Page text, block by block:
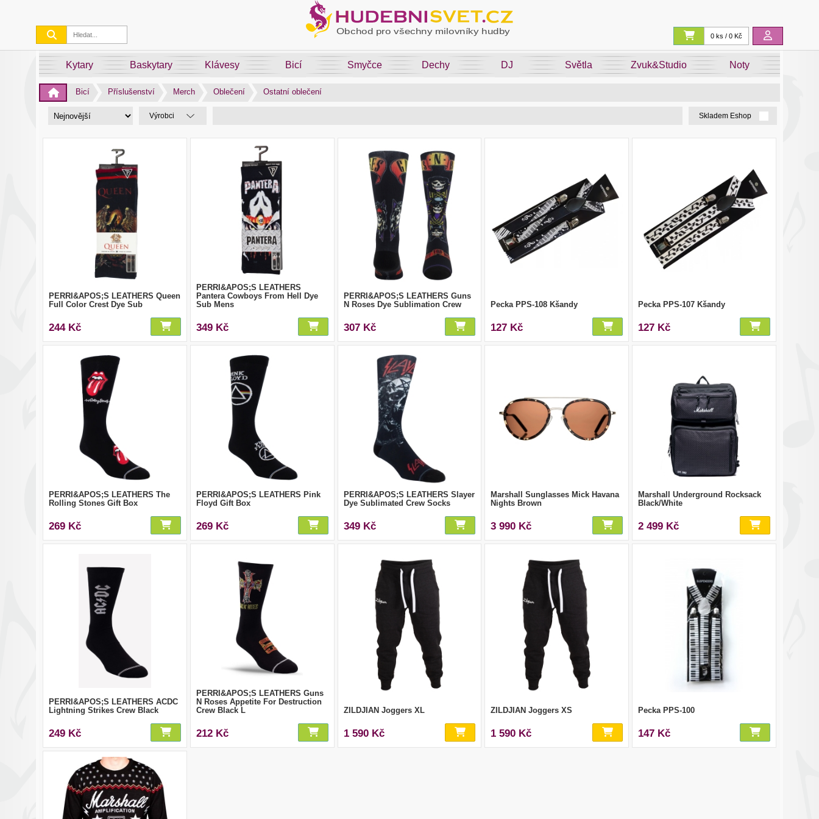
0 ks / 0 Kč
Kytary Baskytary Klávesy Bicí Smyčce Dechy DJ Světla Zvuk&Studio Noty
Bicí Příslušenství Merch Oblečení Ostatní oblečení
Výrobci Skladem Eshop
PERRI&APOS;S LEATHERS Queen
Full Color Crest Dye Sub
244 Kč
PERRI&APOS;S LEATHERS
Pantera Cowboys From Hell Dye
Sub Mens
349 Kč
PERRI&APOS;S LEATHERS Guns
N Roses Dye Sublimation Crew
307 Kč
Pecka PPS-108 Kšandy
127 Kč
Pecka PPS-107 Kšandy
127 Kč
PERRI&APOS;S LEATHERS The
Rolling Stones Gift Box
269 Kč
PERRI&APOS;S LEATHERS Pink
Floyd Gift Box
269 Kč
PERRI&APOS;S LEATHERS Slayer
Dye Sublimated Crew Socks
349 Kč
Marshall Sunglasses Mick Havana
Nights Brown
3 990 Kč
Marshall Underground Rocksack
Black/White
2 499 Kč
PERRI&APOS;S LEATHERS ACDC
Lightning Strikes Crew Black
249 Kč
PERRI&APOS;S LEATHERS Guns
N Roses Appetite For Destruction
Crew Black L
212 Kč
ZILDJIAN Joggers XL
1 590 Kč
ZILDJIAN Joggers XS
1 590 Kč
Pecka PPS-100
147 Kč